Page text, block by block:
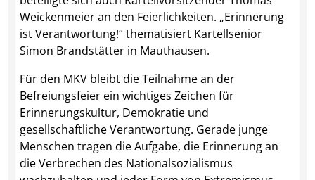
Weickenmeier an den Feierlichkeiten. „Erinnerung
ist Verantwortung!“ thematisiert Kartellsenior
Simon Brandstätter in Mauthausen.
Für den MKV bleibt die Teilnahme an der
Befreiungsfeier ein wichtiges Zeichen für
Erinnerungskultur, Demokratie und
gesellschaftliche Verantwortung. Gerade junge
Menschen tragen die Aufgabe, die Erinnerung an
die Verbrechen des Nationalsozialismus